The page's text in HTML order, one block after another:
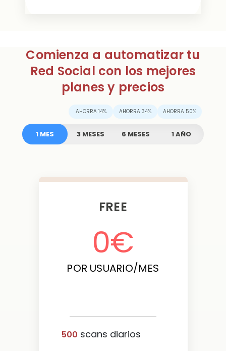
Comienza a automatizar tu
Red Social con los mejores
planes y precios
AHORRA 14% AHORRA 34% AHORRA 50%
1 MES 3 MESES 6 MESES 1 AÑO
FREE
0€
POR USUARIO/MES
500 scans diarios